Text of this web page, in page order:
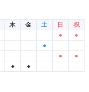
木 金 土 日
祝
●
●
●
●
●
● ●